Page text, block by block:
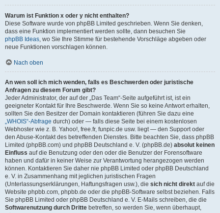
Warum ist Funktion x oder y nicht enthalten?
Diese Software wurde von phpBB Limited geschrieben. Wenn Sie denken,
dass eine Funktion implementiert werden sollte, dann besuchen Sie
phpBB Ideas, wo Sie Ihre Stimme für bestehende Vorschläge abgeben oder
neue Funktionen vorschlagen können.
Nach oben
An wen soll ich mich wenden, falls es Beschwerden oder juristische
Anfragen zu diesem Forum gibt?
Jeder Administrator, der auf der „Das Team“-Seite aufgeführt ist, ist ein
geeigneter Kontakt für Ihre Beschwerde. Wenn Sie so keine Antwort erhalten,
sollten Sie den Besitzer der Domain kontaktieren (führen Sie dazu eine
„WHOIS“-Abfrage durch) oder — falls diese Seite bei einem kostenlosen
Webhoster wie z. B. Yahoo!, free.fr, funpic.de usw. liegt — den Support oder
den Abuse-Kontakt des betreffenden Dienstes. Bitte beachten Sie, dass phpBB
Limited (phpBB.com) und phpBB Deutschland e. V. (phpBB.de) absolut keinen
Einfluss auf die Benutzung oder den oder die Benutzer der Forensoftware
haben und dafür in keiner Weise zur Verantwortung herangezogen werden
können. Kontaktieren Sie daher nie phpBB Limited oder phpBB Deutschland
e. V. in Zusammenhang mit jeglichen juristischen Fragen
(Unterlassungserklärungen, Haftungsfragen usw.), die sich nicht direkt auf die
Website phpbb.com, phpbb.de oder die phpBB-Software selbst beziehen. Falls
Sie phpBB Limited oder phpBB Deutschland e. V. E-Mails schreiben, die die
Softwarenutzung durch Dritte betreffen, so werden Sie, wenn überhaupt,